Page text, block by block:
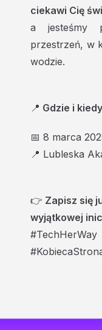
ciekawi Cię
a jesteśmy
przestrzeń, w
wodzie.
📍 Gdzie i
📅 8 marca
📍 Lubleska
👉 Zapisz się
wyjątkowej
#TechHerWay